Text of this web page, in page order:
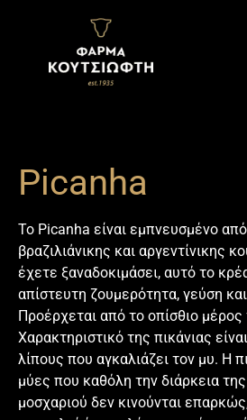
Picanha
Το Picanha είναι εμπνευσμένο
βραζιλιάνικης και αργεντίνικης
έχετε ξαναδοκιμάσει, αυτό το
απίστευτη ζουμερότητα, γεύση
Προέρχεται από το οπίσθιο
Χαρακτηριστικό της πικάνιας
λίπους που αγκαλιάζει τον μυ. Η
μύες που καθόλη την διάρκεια
μοσχαριού δεν κινούνται